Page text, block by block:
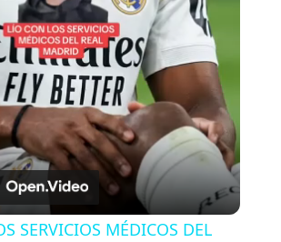
l
a
y
V
i
SERVICIOS MÉDICOS DEL